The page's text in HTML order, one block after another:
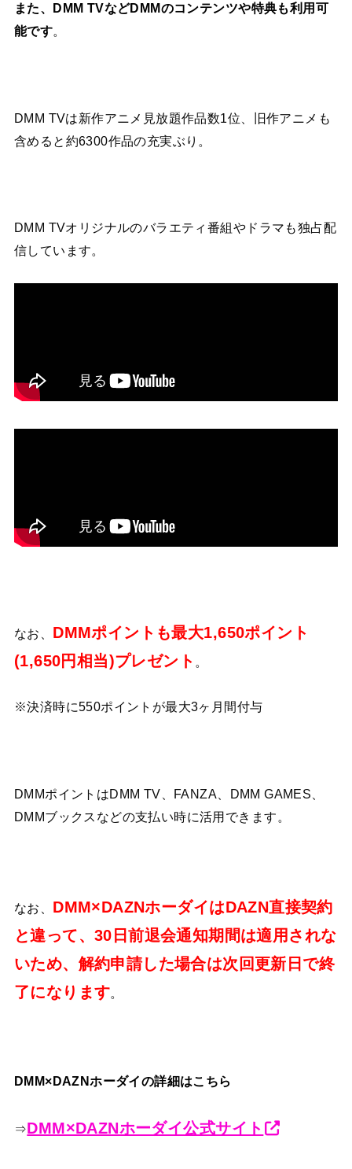
また、DMM TVなどDMMのコンテンツや特典も利用可
能です。
DMM TVは新作アニメ見放題作品数1位、旧作アニメも
含めると約6300作品の充実ぶり。
DMM TVオリジナルのバラエティ番組やドラマも独占配
信しています。
なお、 DMMポイントも最大1,650ポイント
(1,650円相当)プレゼント 。
※決済時に550ポイントが最大3ヶ月間付与
DMMポイントはDMM TV、FANZA、DMM GAMES、
DMMブックスなどの支払い時に活用できます。
なお、 DMM×DAZNホーダイはDAZN直接契約
と違って、30日前退会通知期間は適用されな
いため、解約申請した場合は次回更新日で終
了になります。
DMM×DAZNホーダイの詳細はこちら
⇒DMM×DAZNホーダイ公式サイト